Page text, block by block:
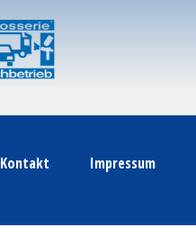
Kontakt Impressum